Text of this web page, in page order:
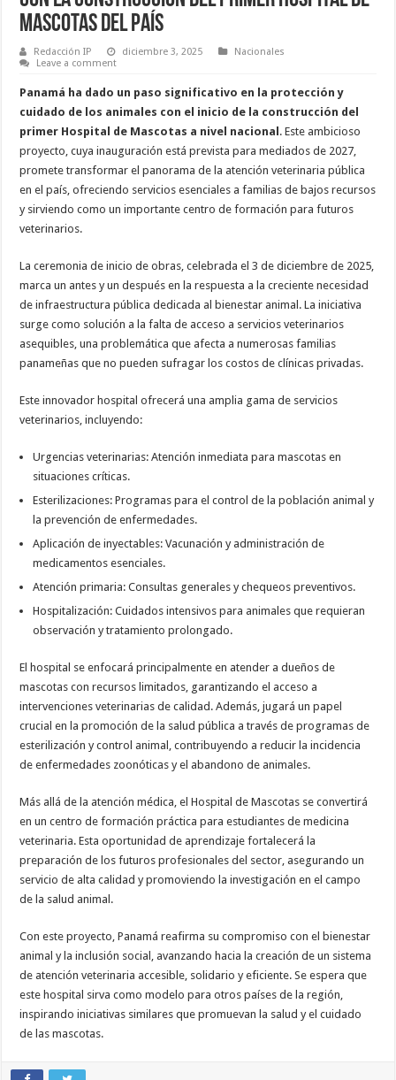
Mascotas del País
Redacción IP diciembre 3, 2025
Nacionales
Leave a comment
Panamá ha dado un paso significativo en la protección y
cuidado de los animales con el inicio de la construcción del
primer Hospital de Mascotas a nivel nacional. Este ambicioso
proyecto, cuya inauguración está prevista para mediados de 2027,
promete transformar el panorama de la atención veterinaria pública
en el país, ofreciendo servicios esenciales a familias de bajos recursos
y sirviendo como un importante centro de formación para futuros
veterinarios.
La ceremonia de inicio de obras, celebrada el 3 de diciembre de 2025,
marca un antes y un después en la respuesta a la creciente necesidad
de infraestructura pública dedicada al bienestar animal. La iniciativa
surge como solución a la falta de acceso a servicios veterinarios
asequibles, una problemática que afecta a numerosas familias
panameñas que no pueden sufragar los costos de clínicas privadas.
Este innovador hospital ofrecerá una amplia gama de servicios
veterinarios, incluyendo:
Urgencias veterinarias: Atención inmediata para mascotas en
situaciones críticas.
Esterilizaciones: Programas para el control de la población animal y
la prevención de enfermedades.
Aplicación de inyectables: Vacunación y administración de
medicamentos esenciales.
Atención primaria: Consultas generales y chequeos preventivos.
Hospitalización: Cuidados intensivos para animales que requieran
observación y tratamiento prolongado.
El hospital se enfocará principalmente en atender a dueños de
mascotas con recursos limitados, garantizando el acceso a
intervenciones veterinarias de calidad. Además, jugará un papel
crucial en la promoción de la salud pública a través de programas de
esterilización y control animal, contribuyendo a reducir la incidencia
de enfermedades zoonóticas y el abandono de animales.
Más allá de la atención médica, el Hospital de Mascotas se convertirá
en un centro de formación práctica para estudiantes de medicina
veterinaria. Esta oportunidad de aprendizaje fortalecerá la
preparación de los futuros profesionales del sector, asegurando un
servicio de alta calidad y promoviendo la investigación en el campo
de la salud animal.
Con este proyecto, Panamá reafirma su compromiso con el bienestar
animal y la inclusión social, avanzando hacia la creación de un sistema
de atención veterinaria accesible, solidario y eficiente. Se espera que
este hospital sirva como modelo para otros países de la región,
inspirando iniciativas similares que promuevan la salud y el cuidado
de las mascotas.